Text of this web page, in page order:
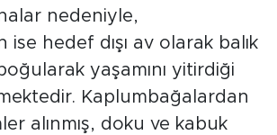
nedeniyle,
hedef dışı av olarak balık
yaşamını yitirdiği
Kaplumbağalardan
alınmış, doku ve kabuk